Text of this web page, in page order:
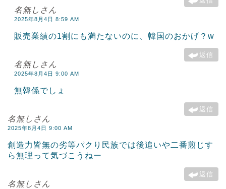
名無しさん
2025年8月4日 8:59 AM
販売業績の1割にも満たないのに、韓国のおかげ？w
返信
名無しさん
2025年8月4日 9:00 AM
無韓係でしょ
返信
名無しさん
2025年8月4日 9:00 AM
創造力皆無の劣等パクり民族では後追いや二番煎じす
ら無理って気づこうねー
返信
名無しさん